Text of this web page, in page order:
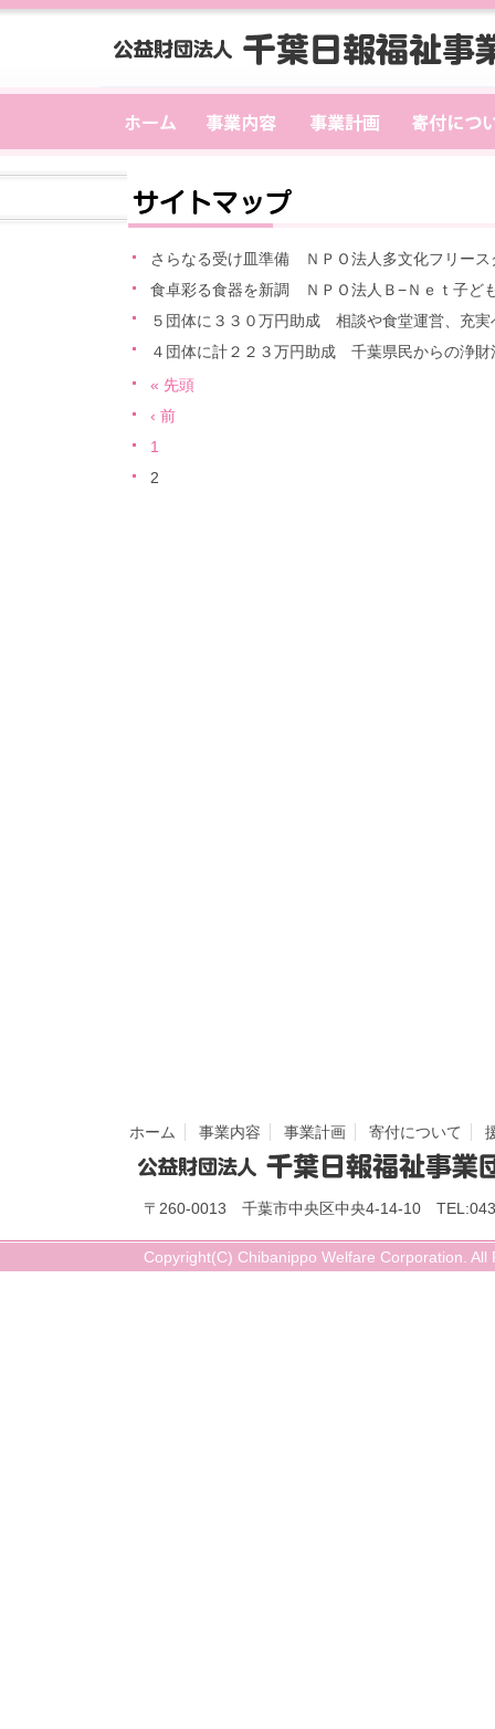
さらなる受け皿準備 ＮＰＯ法人多文化フリース
食卓彩る食器を新調 ＮＰＯ法人Ｂ−Ｎｅｔ子ど
５団体に３３０万円助成 相談や食堂運営、充実
４団体に計２２３万円助成 千葉県民からの浄財
« 先頭
‹ 前
1
2
ホーム 事業内容 事業計画 寄付について
〒260-0013 千葉市中央区中央4-14-10
Copyright(C) Chibanippo Welfare Corporation. All